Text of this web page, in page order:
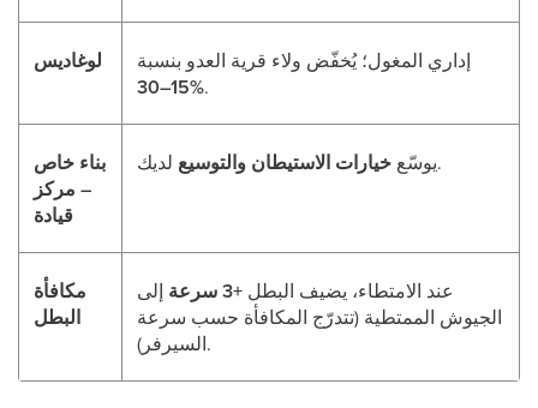
لوغاديس إداري المغول؛ يُخفّض ولاء قرية العدو بنسبة
15–30%.
بناء خاص
– مركز
قيادة
يوسّع خيارات الاستيطان والتوسيع لديك.
مكافأة
البطل
عند الامتطاء، يضيف البطل +3 سرعة
إلى
الجيوش الممتطية (تتدرّج المكافأة حسب سرعة
السيرفر).